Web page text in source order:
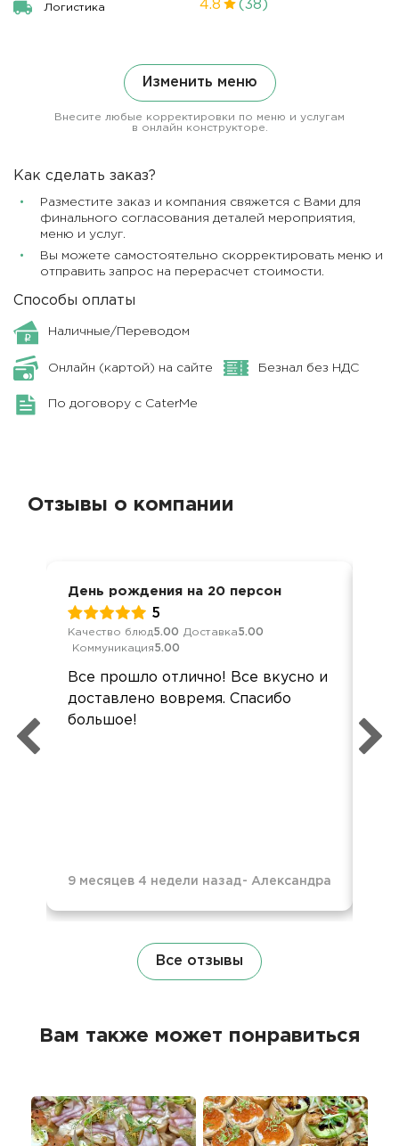
Логистика 4.8 (38)
Изменить меню
Внесите любые корректировки по меню и услугам
в онлайн конструкторе.
Как сделать заказ?
Разместите заказ и компания свяжется с Вами для
финального согласования деталей мероприятия,
меню и услуг.
Вы можете самостоятельно скорректировать меню и
отправить запрос на перерасчет стоимости.
Способы оплаты
Наличные/Переводом
Онлайн (картой) на сайте Безнал без НДС
По договору с CaterMe
Отзывы о компании
День рождения на 20 персон
5
Качество блюд5.00 Доставка5.00
Коммуникация5.00
Все прошло отлично! Все вкусно и
доставлено вовремя. Спасибо
большое!
9 месяцев 4 недели назад- Александра
Все отзывы
Вам также может понравиться